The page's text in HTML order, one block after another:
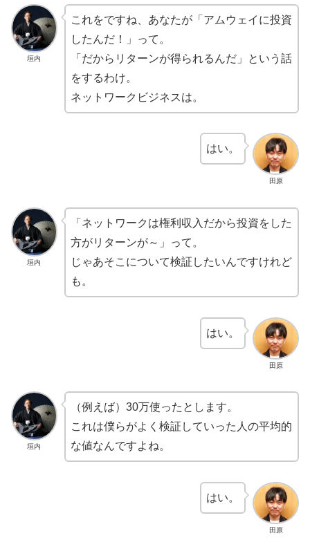
垣内
これをですね、あなたが「アムウェイに投資
したんだ！」って。
「だからリターンが得られるんだ」という話
をするわけ。
ネットワークビジネスは。
田原
はい。
垣内
「ネットワークは権利収入だから投資をした
方がリターンが～」って。
じゃあそこについて検証したいんですけれど
も。
田原
はい。
垣内
（例えば）30万使ったとします。
これは僕らがよく検証していった人の平均的
な値なんですよね。
田原
はい。